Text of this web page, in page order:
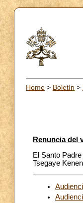
Home > Boletín >
Renuncia del
El Santo
Tsegaye